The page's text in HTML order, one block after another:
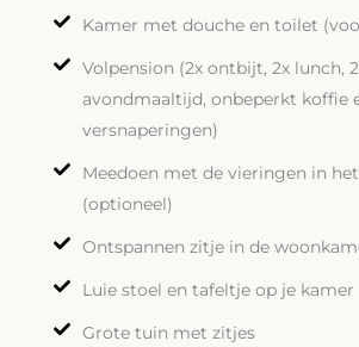
Kamer met douche en toilet
Volpension (2x ontbijt, 2x lunch,
avondmaaltijd, onbeperkt koffie
versnaperingen)
Meedoen met de vieringen in
(optioneel)
Ontspannen zitje in de
Luie stoel en tafeltje op je kamer
Grote tuin met zitjes